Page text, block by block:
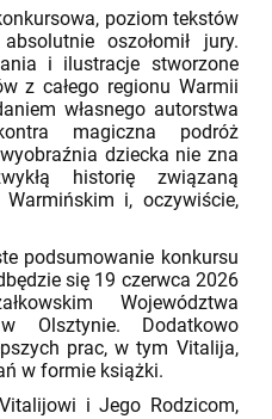
poziom tekstów
oszołomił jury.
i ilustracje stworzone
z całego regionu Warmii
własnego autorstwa
magiczna podróż
dziecka nie zna
historię związaną
i, oczywiście,
podsumowanie konkursu
się 19 czerwca 2026
Województwa
w Olsztynie. Dodatkowo
prac, w tym Vitalija,
w formie książki.
i Jego Rodzicom,